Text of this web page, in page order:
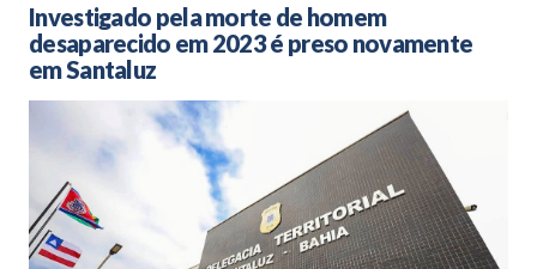
Investigado pela morte de homem
desaparecido em 2023 é preso novamente
em Santaluz